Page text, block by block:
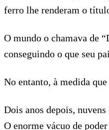
ferro lhe renderam o
O mundo o chamava de
conseguindo o que seu
No entanto, à medida
Dois anos depois,
O enorme vácuo de